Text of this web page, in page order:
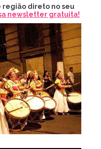
região direto no seu
newsletter gratuita!